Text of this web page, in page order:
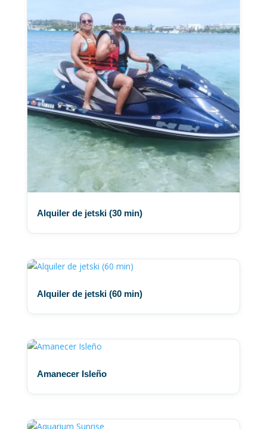
Alquiler de jetski (30 min)
Alquiler de jetski (60 min)
Amanecer Isleño